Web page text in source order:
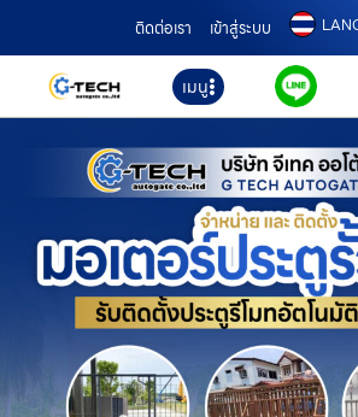
ติดต่อเรา เข้าสู่ระบบ
เมนู